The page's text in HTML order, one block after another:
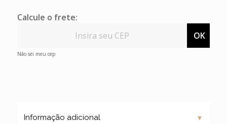
Calcule o frete:
OK
Não sei meu cep
Informação adicional ▼